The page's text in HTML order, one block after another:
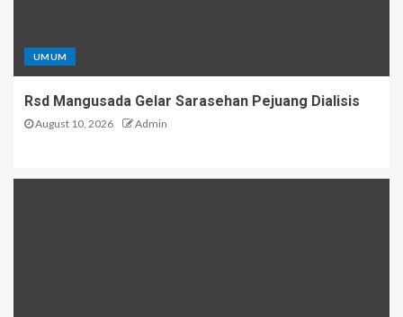
UMUM
Rsd Mangusada Gelar Sarasehan Pejuang Dialisis
August 10, 2026 Admin